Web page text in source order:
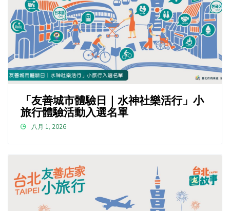
「友善城市體驗日｜水神社樂活行」小
旅行體驗活動入選名單
八月 1, 2026